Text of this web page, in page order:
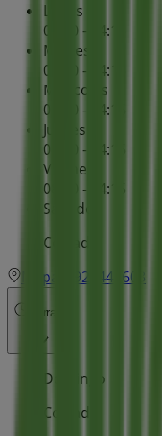
Lunes
08:30 - 14:15
Martes
08:30 - 14:15
Miércoles
08:30 - 14:15
Jueves
08:30 - 14:15
Viernes
08:30 - 14:15
Sábado
Cerrado
Mapa
926441603
Cerrado
Domingo
Cerrado